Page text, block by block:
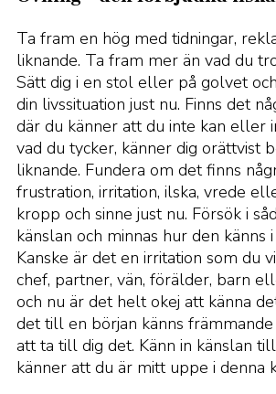
Ta fram en hög med tidningar,
liknande. Ta fram mer än vad du
Sätt dig i en stol eller på golvet
din livssituation just nu. Finns det
där du känner att du inte kan eller
vad du tycker, känner dig orättvist
liknande. Fundera om det finns
frustration, irritation, ilska, vrede
kropp och sinne just nu. Försök i
känslan och minnas hur den känns
Kanske är det en irritation som du
chef, partner, vän, förälder, barn
och nu är det helt okej att känna
det till en början känns
att ta till dig det. Känn in känslan
känner att du är mitt uppe i denna